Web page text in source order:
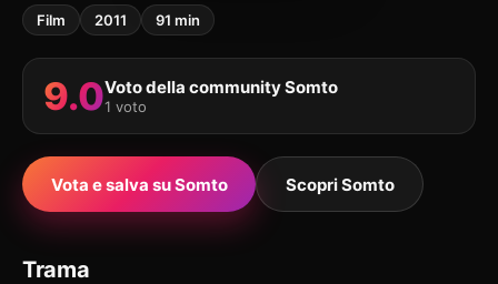
Film 2011 91 min
9.0Voto della community Somto
1 voto
Vota e salva su Somto Scopri Somto
Trama